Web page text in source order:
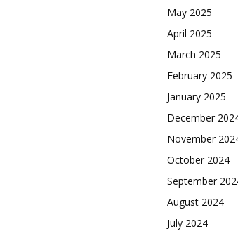
May 2025
April 2025
March 2025
February 2025
January 2025
December
November
October 2024
September
August 2024
July 2024